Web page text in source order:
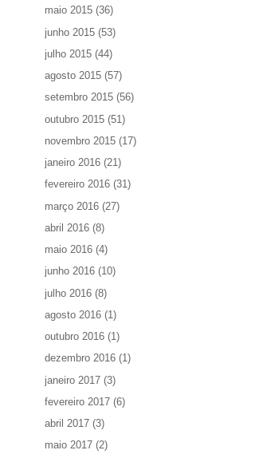
maio 2015 (36)
junho 2015 (53)
julho 2015 (44)
agosto 2015 (57)
setembro 2015 (56)
outubro 2015 (51)
novembro 2015 (17)
janeiro 2016 (21)
fevereiro 2016 (31)
março 2016 (27)
abril 2016 (8)
maio 2016 (4)
junho 2016 (10)
julho 2016 (8)
agosto 2016 (1)
outubro 2016 (1)
dezembro 2016 (1)
janeiro 2017 (3)
fevereiro 2017 (6)
abril 2017 (3)
maio 2017 (2)